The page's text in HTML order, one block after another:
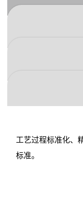
工艺过程标准化、
标准。